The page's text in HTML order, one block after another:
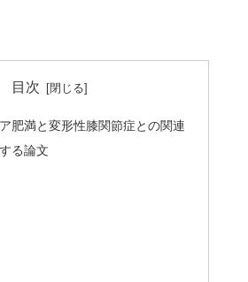
目次
肥満と変形性膝関節症との関連
る論文